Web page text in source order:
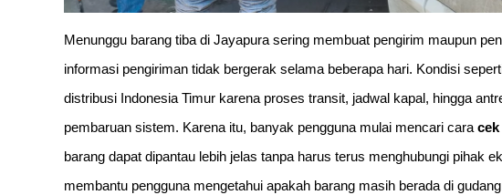
Menunggu barang tiba di Jayapura sering membuat pengirim maupun
informasi pengiriman tidak bergerak selama beberapa hari. Kondisi
distribusi Indonesia Timur karena proses transit, jadwal kapal, hingga
pembaruan sistem. Karena itu, banyak pengguna mulai mencari cara
barang dapat dipantau lebih jelas tanpa harus terus menghubungi pihak
membantu pengguna mengetahui apakah barang masih berada di